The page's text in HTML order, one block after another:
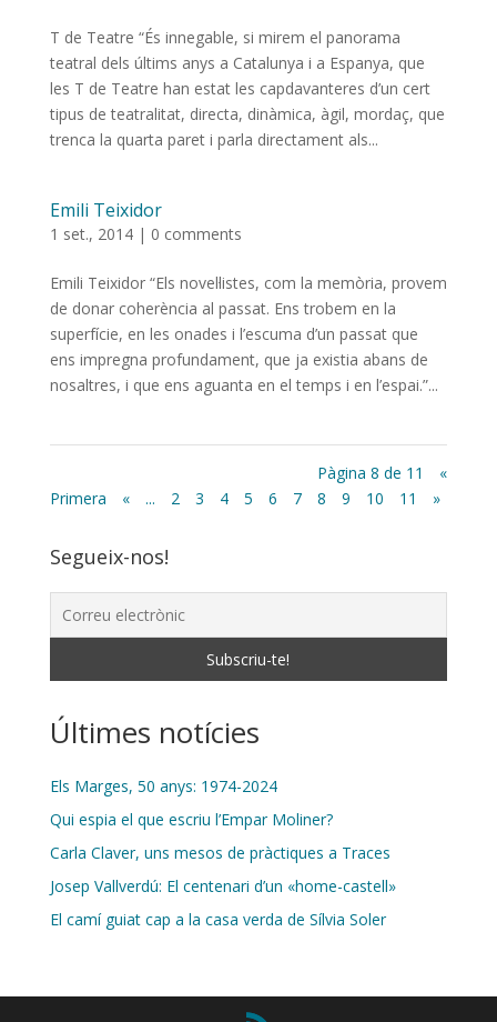
T de Teatre “És innegable, si mirem el panorama
teatral dels últims anys a Catalunya i a Espanya, que
les T de Teatre han estat les capdavanteres d’un cert
tipus de teatralitat, directa, dinàmica, àgil, mordaç, que
trenca la quarta paret i parla directament als...
Emili Teixidor
1 set., 2014| 0 comments
Emili Teixidor “Els novel·listes, com la memòria, provem
de donar coherència al passat. Ens trobem en la
superfície, en les onades i l’escuma d’un passat que
ens impregna profundament, que ja existia abans de
nosaltres, i que ens aguanta en el temps i en l’espai.”...
Pàgina 8 de 11
«
Primera
« ... 2 3 4 5 6 7 8 9 10 11 »
Segueix-nos!
Últimes notícies
Els Marges, 50 anys: 1974-2024
Qui espia el que escriu l’Empar Moliner?
Carla Claver, uns mesos de pràctiques a Traces
Josep Vallverdú: El centenari d’un «home-castell»
El camí guiat cap a la casa verda de Sílvia Soler